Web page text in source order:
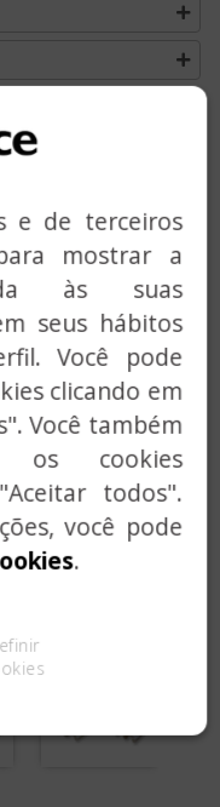
Next
Next
e de terceiros
mostrar a
às suas
seus hábitos
Você pode
clicando em
Você também
os cookies
todos".
você pode
.